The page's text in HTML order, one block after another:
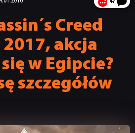
Creed
akcja
w Egipcie?
szczegółów